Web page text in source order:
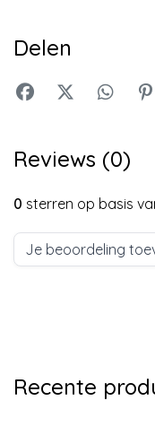
Delen
Reviews (0)
0 sterren op basis
Je beoordeling
Recente